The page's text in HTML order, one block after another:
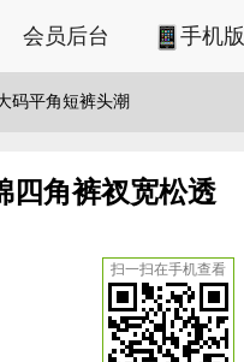
会员后台 手机版
码平角短裤头潮
四角裤衩宽松透
扫一扫在手机查看